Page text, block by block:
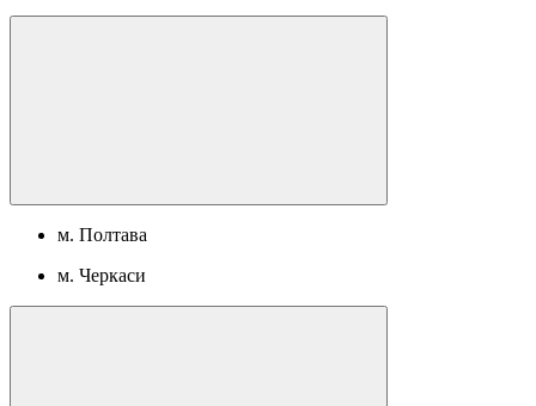
м. Полтава
м. Черкаси